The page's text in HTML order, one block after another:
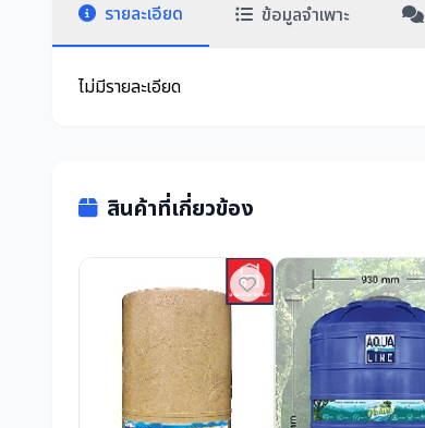
รายละเอียด ข้อมูลจำเพาะ
ไม่มีรายละเอียด
สินค้าที่เกี่ยวข้อง